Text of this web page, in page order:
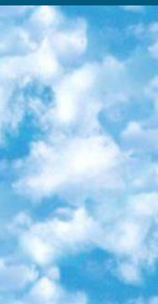
и геномика», «Культура средневековой Скандинавии» и Cinema Studies о теории кино. Каждая подборка лекций — логически связанная история, рассказанная экспертом от первого лица. Кроме того, на сайте появляются научно-образовательные статьи и тесты на разные темы. 7. «Newочём» Команда проекта «Newочём» отбирает самые интересные тексты из англоязычных СМИ и переводит те из них, за которые голосуют участники сообщества «ВКонтакте». По большей части это научно-популярные статьи. Редакторы придумывают лишь заголовки, в остальном содержание переводов соответствует оригиналам. Полные тексты можно читать прямо в социальной сети. 8. InternetUrok Онлайн-база материалов по основным дисциплинам школьной программы. Информация на сайте структурирована по классам, предметам и темам (урокам). Каждый урок состоит из видеолекций и конспектов. Есть также интерактивные тренажёры и тесты для закрепления пройденного материала. Даже если вы давно окончили школу, возможность повторить программу старших классов всегда может пригодиться. 9. Edutainme Ещё один ресурс об образовании. В отличие от Newtonew, как мне кажется, Edutainme больше ориентируется на представителей индустрии: педагогов, предпринимателей, разработчиков образовательных проектов. Но и любой, кто просто стремится к саморазвитию, найдёт на сайте много полезного и интересного для себя. Например, информацию о новых курсах и образовательных сервисах. 10. Newtonew Онлайн-медиа об образовании и обучении в широком смысле. Авторы Newtonew пишут об инструментах, заведениях, тактиках и стратегиях, которые помогают учить других и получать новые знания самостоятельно. На этой площадке вы найдёте новости, обзоры, аналитические мат